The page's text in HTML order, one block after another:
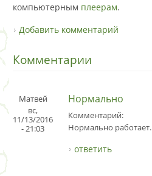
компьютерным плеерам.
Добавить комментарий
Комментарии
Матвей
вс,
11/13/2016
- 21:03
Нормально
Комментарий:
Нормально работает.
ответить